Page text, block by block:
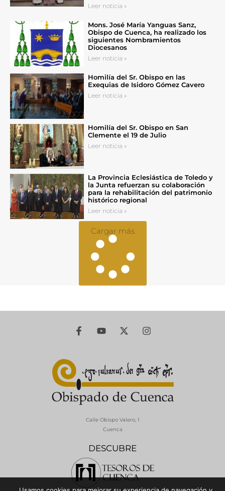
Leer noticia »
Mons. José María Yanguas Sanz,
Obispo de Cuenca, ha realizado los
siguientes Nombramientos
Diocesanos
Leer noticia »
Homilía del Sr. Obispo en las
Exequias de Isidoro Gómez Cavero
Leer noticia »
Homilía del Sr. Obispo en San
Clemente el 19 de Julio
Leer noticia »
La Provincia Eclesiástica de Toledo y
la Junta refuerzan su colaboración
para la rehabilitación del patrimonio
histórico regional
Leer noticia »
Cargar más
DESCUBRE
Calle Obispo Valero, 1
Cuenca